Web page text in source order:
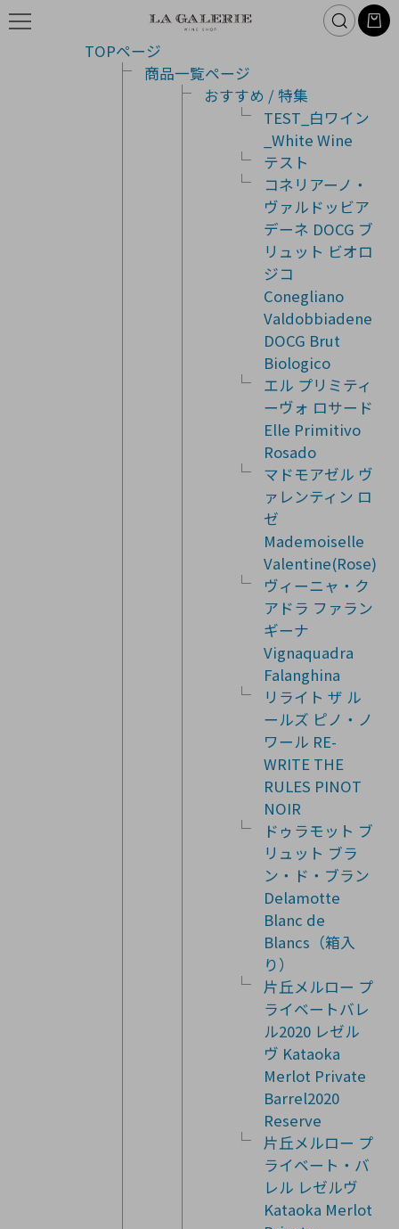
TOPページ
商品一覧ページ
おすすめ / 特集
TEST_白ワイン
_White Wine
テスト
コネリアーノ・
ヴァルドッビア
デーネ DOCG ブ
リュット ビオロ
ジコ
Conegliano
Valdobbiadene
DOCG Brut
Biologico
エル プリミティ
ーヴォ ロサード
Elle Primitivo
Rosado
マドモアゼル ヴ
ァレンティン ロ
ゼ
Mademoiselle
Valentine(Rose)
ヴィーニャ・ク
アドラ ファラン
ギーナ
Vignaquadra
Falanghina
リライト ザ ル
ールズ ピノ・ノ
ワール RE-
WRITE THE
RULES PINOT
NOIR
ドゥラモット ブ
リュット ブラ
ン・ド・ブラン
Delamotte
Blanc de
Blancs（箱入
り）
片丘メルロー プ
ライベートバレ
ル2020 レゼル
ヴ Kataoka
Merlot Private
Barrel2020
Reserve
片丘メルロー プ
ライベート・バ
レル レゼルヴ
Kataoka Merlot